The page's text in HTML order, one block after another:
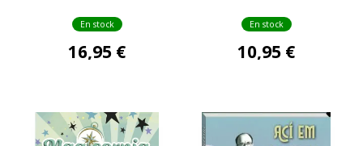
En stock
16,95 €
En stock
10,95 €